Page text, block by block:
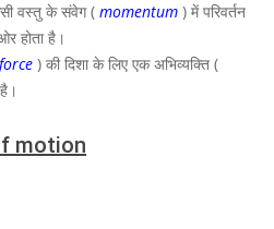
वस्तु के संवेग ( momentum ) में परिवर्तन
होता है।
force ) की दिशा के लिए एक अभिव्यक्ति (
motion